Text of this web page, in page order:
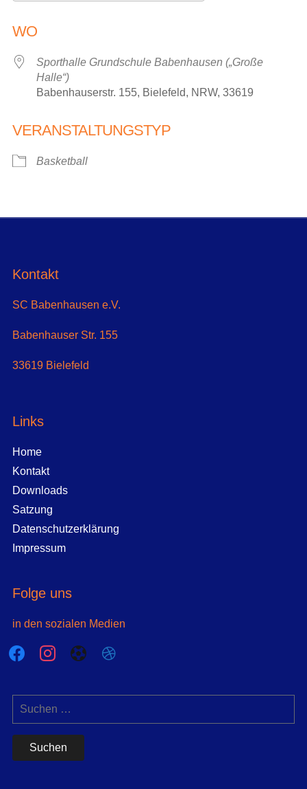
WO
Sporthalle Grundschule Babenhausen („Große
Halle“)
Babenhauserstr. 155, Bielefeld, NRW, 33619
VERANSTALTUNGSTYP
Basketball
Kontakt
SC Babenhausen e.V.
Babenhauser Str. 155
33619 Bielefeld
Links
Home
Kontakt
Downloads
Satzung
Datenschutzerklärung
Impressum
Folge uns
in den sozialen Medien
facebookinstagram
futbol-
dribbble
Suchen
nach: